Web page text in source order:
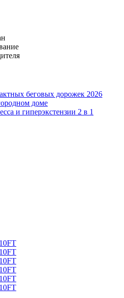
беговых дорожек 2026
доме
и гиперэкстензии 2 в 1